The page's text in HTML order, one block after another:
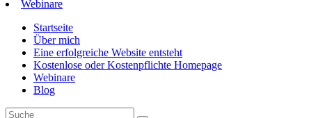
Webinare
Startseite
Über mich
Eine erfolgreiche Website entsteht
Kostenlose oder Kostenpflichte Homepage
Webinare
Blog